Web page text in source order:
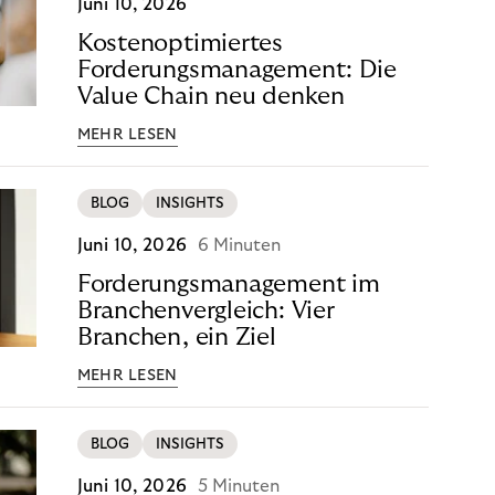
Juni 10, 2026
Kostenoptimiertes
Forderungsmanagement: Die
Value Chain neu denken
MEHR LESEN
BLOG INSIGHTS
Juni 10, 2026 6 Minuten
Forderungsmanagement im
Branchenvergleich: Vier
Branchen, ein Ziel
MEHR LESEN
BLOG INSIGHTS
Juni 10, 2026 5 Minuten